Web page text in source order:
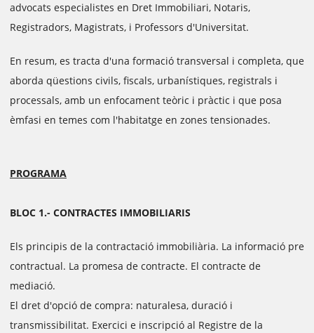
advocats especialistes en Dret Immobiliari, Notaris,
Registradors, Magistrats, i Professors d'Universitat.
En resum, es tracta d'una formació transversal i completa, que
aborda qüestions civils, fiscals, urbanístiques, registrals i
processals, amb un enfocament teòric i pràctic i que posa
èmfasi en temes com l'habitatge en zones tensionades.
PROGRAMA
BLOC 1.- CONTRACTES IMMOBILIARIS
Els principis de la contractació immobiliària. La informació pre
contractual. La promesa de contracte. El contracte de
mediació.
El dret d'opció de compra: naturalesa, duració i
transmissibilitat. Exercici e inscripció al Registre de la